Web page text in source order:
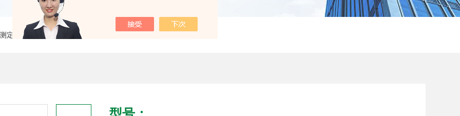
定仪 > SH0068发动机冷却液及其浓缩液密度